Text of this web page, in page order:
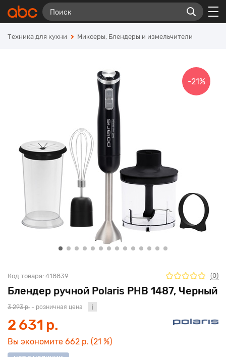
Техника для кухни Миксеры, Блендеры и измельчители
Блендер ручной Polaris PHB 1487, Черный
Код товара: 418839 (0)
-21%
3 293 р. - розничная цена
2 631 р.
Вы экономите 662 р. (21 %)